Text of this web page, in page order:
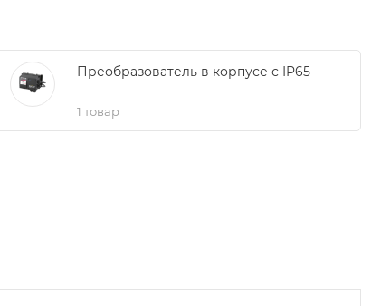
Преобразователь в корпусе с IP65
1 товар